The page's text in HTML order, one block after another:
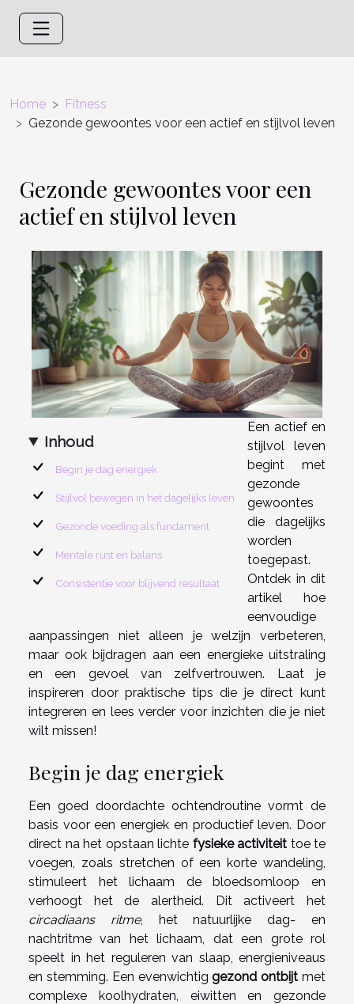
Home
Fitness
Gezonde gewoontes voor een actief en stijlvol leven
Gezonde gewoontes voor een
actief en stijlvol leven
Inhoud
Begin je dag energiek
Stijlvol bewegen in het dagelijks leven
Gezonde voeding als fundament
Mentale rust en balans
Consistentie voor blijvend resultaat
Een actief en
stijlvol leven
begint met
gezonde
gewoontes
die dagelijks
worden
toegepast.
Ontdek in dit
artikel hoe
eenvoudige
aanpassingen niet alleen je welzijn verbeteren,
maar ook bijdragen aan een energieke uitstraling
en een gevoel van zelfvertrouwen. Laat je
inspireren door praktische tips die je direct kunt
integreren en lees verder voor inzichten die je niet
wilt missen!
Begin je dag energiek
Een goed doordachte ochtendroutine vormt de
basis voor een energiek en productief leven. Door
direct na het opstaan lichte fysieke activiteit toe te
voegen, zoals stretchen of een korte wandeling,
stimuleert het lichaam de bloedsomloop en
verhoogt het de alertheid. Dit activeert het
circadiaans ritme, het natuurlijke dag- en
nachtritme van het lichaam, dat een grote rol
speelt in het reguleren van slaap, energieniveaus
en stemming. Een evenwichtiggezond ontbijt met
complexe koolhydraten, eiwitten en gezonde